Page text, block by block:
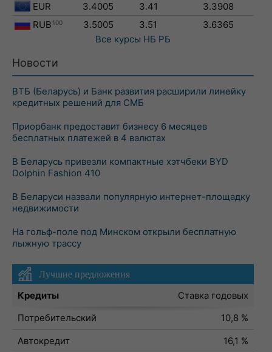
EUR
3.4005 3.41
3.3908
RUB 100 3.5005 3.51
3.6365
Все курсы НБ РБ
Новости
ВТБ (Беларусь) и Банк развития расширили линейку
кредитных решений для СМБ
Приорбанк предоставит бизнесу 6 месяцев
бесплатных платежей в 4 валютах
В Беларусь привезли компактные хэтчбеки BYD
Dolphin Fashion 410
В Беларуси назвали популярную интернет-площадку
недвижимости
На гольф-поле под Минском открыли бесплатную
лыжную трассу
Лучшие предложения
Кредиты
Ставка годовых
Потребительский
10,8 %
Автокредит
16,1 %